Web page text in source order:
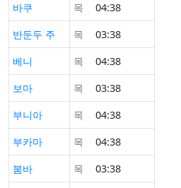
바쿠
목
04:38
반둔두 주
목
03:38
베니
목
04:38
보마
목
03:38
부니아
목
04:38
부카마
목
04:38
붐바
목
03:38